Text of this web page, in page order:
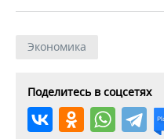
Экономика
Поделитесь в соцсетях